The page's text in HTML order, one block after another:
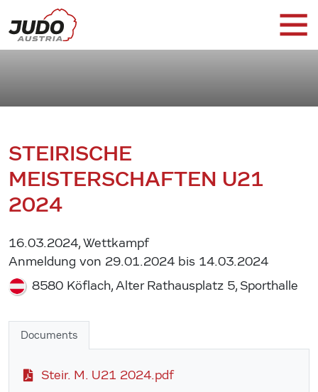
STEIRISCHE
MEISTERSCHAFTEN U21
2024
16.03.2024, Wettkampf
Anmeldung von 29.01.2024 bis 14.03.2024
8580 Köflach, Alter Rathausplatz 5, Sporthalle
Documents
Steir. M. U21 2024.pdf